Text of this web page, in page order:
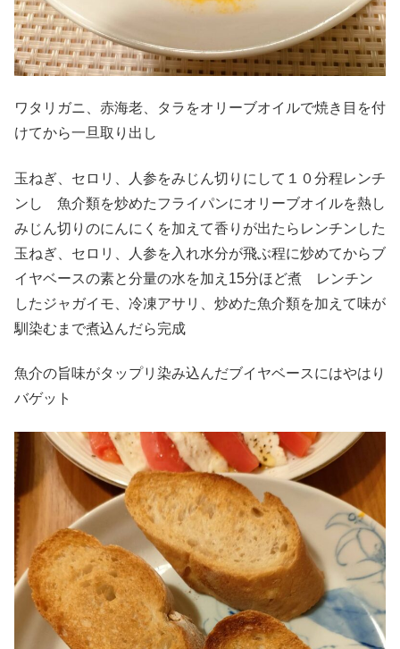
ワタリガニ、赤海老、タラをオリーブオイルで焼き目を付
けてから一旦取り出し
玉ねぎ、セロリ、人参をみじん切りにして１０分程レンチ
ンし 魚介類を炒めたフライパンにオリーブオイルを熱し
みじん切りのにんにくを加えて香りが出たらレンチンした
玉ねぎ、セロリ、人参を入れ水分が飛ぶ程に炒めてからブ
イヤベースの素と分量の水を加え15分ほど煮 レンチン
したジャガイモ、冷凍アサリ、炒めた魚介類を加えて味が
馴染むまで煮込んだら完成
魚介の旨味がタップリ染み込んだブイヤベースにはやはり
バゲット